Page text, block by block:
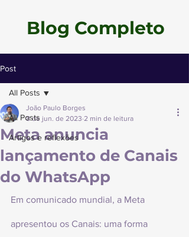
Blog Completo
Post
All Posts
Artigos e reflexões
All Posts
Meta anuncia
lançamento de Canais
do WhatsApp
João Paulo Borges
8 de jun. de 2023 2 min de leitura
Em comunicado mundial, a Meta
apresentou os Canais: uma forma